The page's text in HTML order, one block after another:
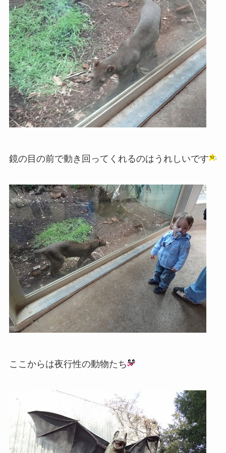
鏡の目の前で動き回ってくれるのはうれしいです
ここからは夜行性の動物たち